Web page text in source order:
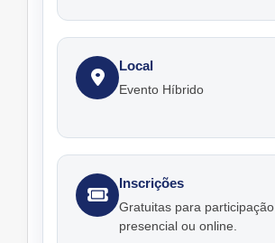
Local
Evento Híbrido
Inscrições
Gratuitas para participação
presencial ou online.